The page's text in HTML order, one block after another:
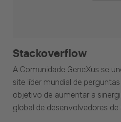
Stackoverflow
A Comunidade GeneXus se
site líder mundial de
objetivo de aumentar a
global de desenvolvedores de